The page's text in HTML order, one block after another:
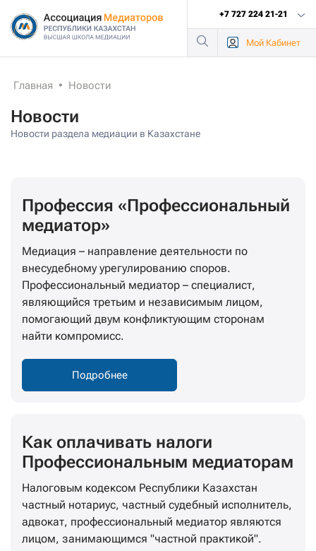
+7 727 224 21-21
МойКабинет
Главная • Новости
Новости
Новости раздела медиации в Казахстане
Профессия «Профессиональный
медиатор»
Медиация – направление деятельности по
внесудебному урегулированию споров.
Профессиональный медиатор – специалист,
являющийся третьим и независимым лицом,
помогающий двум конфликтующим сторонам
найти компромисс.
Подробнее
Как оплачивать налоги
Профессиональным медиаторам
Налоговым кодексом Республики Казахстан
частный нотариус, частный судебный исполнитель,
адвокат, профессиональный медиатор являются
лицом, занимающимся "частной практикой".